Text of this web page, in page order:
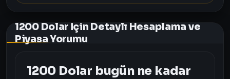
1200 Dolar İçin Detaylı Hesaplama ve
Piyasa Yorumu
1200 Dolar bugün ne kadar